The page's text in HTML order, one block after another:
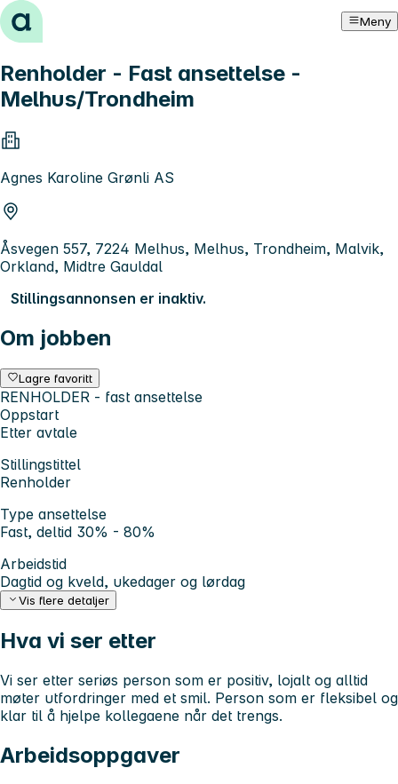
Hopp til innhold Meny
Renholder - Fast ansettelse -
Melhus/Trondheim
Agnes Karoline Grønli AS
Åsvegen 557, 7224 Melhus, Melhus, Trondheim, Malvik,
Orkland, Midtre Gauldal
Stillingsannonsen er inaktiv.
Om jobben
Lagre favoritt
RENHOLDER - fast ansettelse
Oppstart
Etter avtale
Stillingstittel
Renholder
Type ansettelse
Fast, deltid 30% - 80%
Arbeidstid
Dagtid og kveld, ukedager og lørdag
Vis flere detaljer
Hva vi ser etter
Vi ser etter seriøs person som er positiv, lojalt og alltid
møter utfordringer med et smil. Person som er fleksibel og
klar til å hjelpe kollegaene når det trengs.
Arbeidsoppgaver